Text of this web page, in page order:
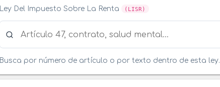
Ley Del Impuesto Sobre La Renta (LISR)
Busca por número de artículo o por texto dentro de esta ley.